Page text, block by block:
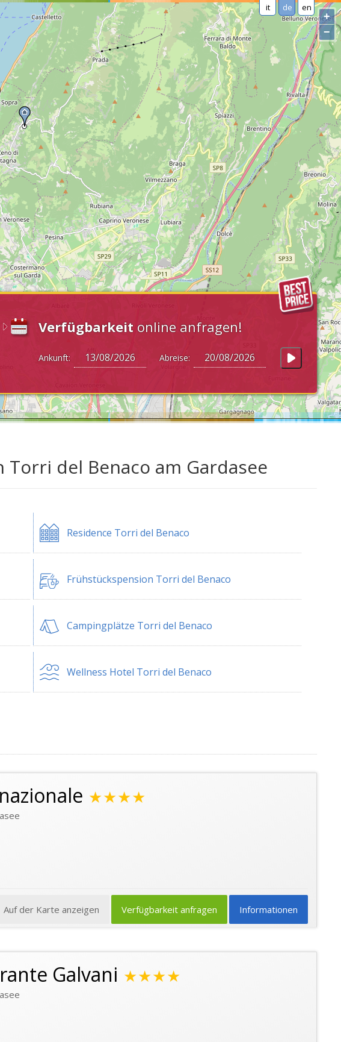
it de en
Verfügbarkeit online anfragen!
Ankunft: Abreise:
+
−
del Benaco am Gardasee
Residence Torri del Benaco
Frühstückspension Torri del Benaco
Campingplätze Torri del Benaco
Wellness Hotel Torri del Benaco
★★★★
Informationen
Verfügbarkeit anfragen
Auf der Karte anzeigen
Galvani ★★★★